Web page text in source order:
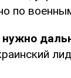
по
нужно